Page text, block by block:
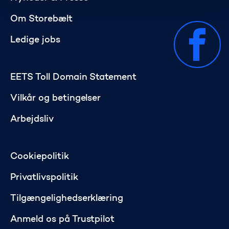
Om Storebælt
Ledige jobs
EETS Toll Domain Statement
Vilkår og betingelser
Arbejdsliv
Cookiepolitik
Privatlivspolitik
Tilgængelighedserklæring
Anmeld os på Trustpilot